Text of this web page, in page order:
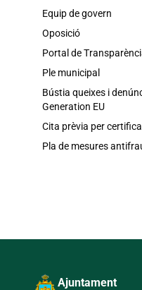
Equip de govern
Oposició
Portal de
Ple municipal
Bústia queixes i
Generation EU
Cita prèvia per
Pla de mesures
Ajuntament